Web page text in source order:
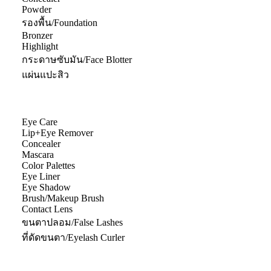
Powder
รองพื้น/Foundation
Bronzer
Highlight
กระดาษซับมัน/Face Blotter
แผ่นแปะสิว
Eye Care
Lip+Eye Remover
Concealer
Mascara
Color Palettes
Eye Liner
Eye Shadow
Brush/Makeup Brush
Contact Lens
ขนตาปลอม/False Lashes
ที่ดัดขนตา/Eyelash Curler